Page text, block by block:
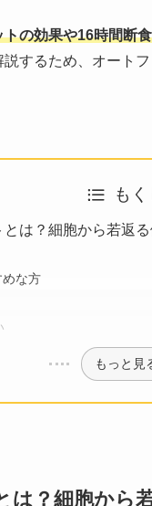
の効果や16時間断
するため、オート
もく
は？細胞から若返
な方
もっと見
？細胞から